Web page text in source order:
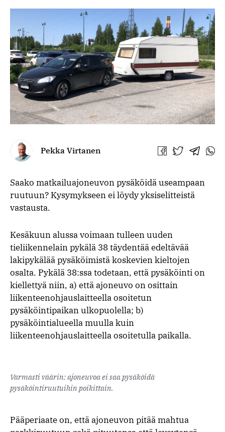
Pekka Virtanen
Jaa Jaa Jaa Jaa
Saako matkailuajoneuvon pysäköidä useampaan
ruutuun? Kysymykseen ei löydy yksiselitteistä
vastausta.
Kesäkuun alussa voimaan tulleen uuden
tieliikennelain pykälä 38 täydentää edeltävää
lakipykälää pysäköimistä koskevien kieltojen
osalta. Pykälä 38:ssa todetaan, että pysäköinti on
kiellettyä niin, a) että ajoneuvo on osittain
liikenteenohjauslaitteella osoitetun
pysäköintipaikan ulkopuolella; b)
pysäköintialueella muulla kuin
liikenteenohjauslaitteella osoitetulla paikalla.
Varmasti väärin: ajoneuvoa ei saa pysäköidä
pysäköintiruutuihin poikittain.
Pääperiaate on, että ajoneuvon pitää mahtua